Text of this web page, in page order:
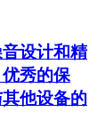
设计和精
秀的保
他设备的